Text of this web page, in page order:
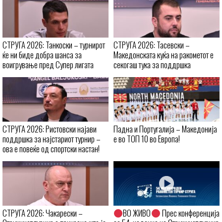
СТРУГА 2026: Танкоски – турнирот
ќе ни биде добра шанса за
воигрување пред Супер лигата
СТРУГА 2026: Тасевски –
Македонската куќа на ракометот е
секогаш тука за поддршка
СТРУГА 2026: Ристовски најави
поддршка за најстариот турнир –
ова е повеќе од спортски настан!
Падна и Португалија – Македонија
е во ТОП 10 во Европа!
СТРУГА 2026: Чакарески –
ВО ЖИВО
Прес конференција